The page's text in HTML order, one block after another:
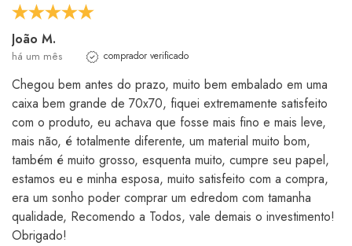
João M.
há um mês comprador verificado
Chegou bem antes do prazo, muito bem embalado em uma
caixa bem grande de 70x70, fiquei extremamente satisfeito
com o produto, eu achava que fosse mais fino e mais leve,
mais não, é totalmente diferente, um material muito bom,
também é muito grosso, esquenta muito, cumpre seu papel,
estamos eu e minha esposa, muito satisfeito com a compra,
era um sonho poder comprar um edredom com tamanha
qualidade, Recomendo a Todos, vale demais o investimento!
Obrigado!